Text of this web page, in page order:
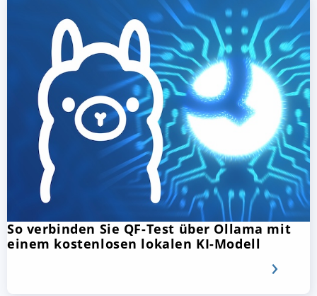
So verbinden Sie QF-Test über Ollama mit
einem kostenlosen lokalen KI-Modell